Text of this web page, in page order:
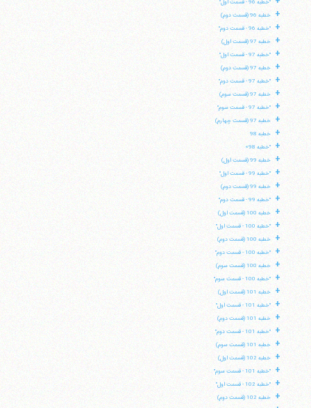
"خطبه 96 - قسمت اول"
+ خطبه 96 (قسمت دوم)
+ "خطبه 96 - قسمت دوم"
+ خطبه 97 (قسمت اول)
+ "خطبه 97 - قسمت اول"
+ خطبه 97 (قسمت دوم)
+ "خطبه 97 - قسمت دوم"
+ خطبه 97 (قسمت سوم)
+ "خطبه 97 - قسمت سوم"
+ خطبه 97 (قسمت چهارم)
+ خطبه 98
+ "خطبه 98»
+ خطبه 99 (قسمت اول)
+ "خطبه 99 - قسمت اول"
+ خطبه 99 (قسمت دوم)
+ "خطبه 99 - قسمت دوم"
+ خطبه 100 (قسمت اول)
+ "خطبه 100 - قسمت اول"
+ خطبه 100 (قسمت دوم)
+ "خطبه 100 - قسمت دوم"
+ خطبه 100 (قسمت سوم)
+ "خطبه 100 - قسمت سوم"
+ خطبه 101 (قسمت اول)
+ "خطبه 101 - قسمت اول"
+ خطبه 101 (قسمت دوم)
+ "خطبه 101 - قسمت دوم"
+ خطبه 101 (قسمت سوم)
+ خطبه 102 (قسمت اول)
+ "خطبه 101 - قسمت سوم"
+ "خطبه 102 - قسمت اول"
+ خطبه 102 (قسمت دوم)